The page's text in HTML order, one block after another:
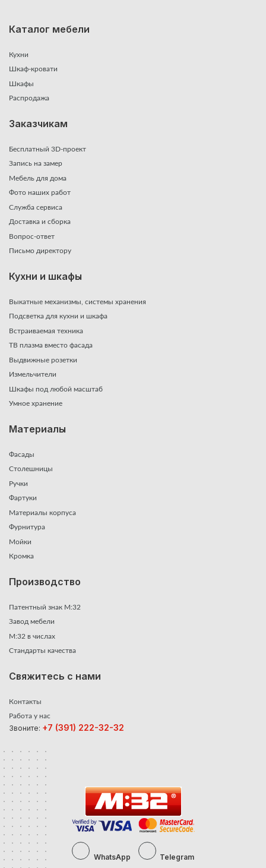
Каталог мебели
Кухни
Шкаф-кровати
Шкафы
Распродажа
Заказчикам
Бесплатный 3D-проект
Запись на замер
Мебель для дома
Фото наших работ
Служба сервиса
Доставка и сборка
Вопрос-ответ
Письмо директору
Кухни и шкафы
Выкатные механизмы, системы хранения
Подсветка для кухни и шкафа
Встраиваемая техника
ТВ плазма вместо фасада
Выдвижные розетки
Измельчители
Шкафы под любой масштаб
Умное хранение
Материалы
Фасады
Столешницы
Ручки
Фартуки
Материалы корпуса
Фурнитура
Мойки
Кромка
Производство
Патентный знак М:32
Завод мебели
М:32 в числах
Стандарты качества
Свяжитесь с нами
Контакты
Работа у нас
Звоните: +7 (391) 222-32-32
WhatsApp Telegram